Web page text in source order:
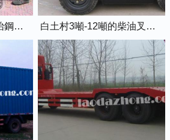
白土村幾名師傅正在抬鋼琴上樓 白土村3噸-12噸的柴油叉車出租